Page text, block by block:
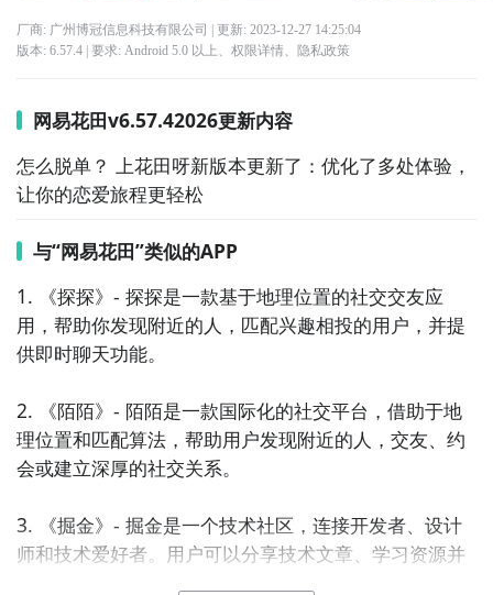
厂商: 广州博冠信息科技有限公司 | 更新: 2023-12-27 14:25:04
版本: 6.57.4| 要求: Android 5.0 以上、 权限详情、 隐私政策
网易花田v6.57.42026更新内容
怎么脱单？ 上花田呀新版本更新了：优化了多处体验，
让你的恋爱旅程更轻松
与“网易花田”类似的APP
1. 《探探》- 探探是一款基于地理位置的社交交友应
用，帮助你发现附近的人，匹配兴趣相投的用户，并提
供即时聊天功能。
2. 《陌陌》- 陌陌是一款国际化的社交平台，借助于地
理位置和匹配算法，帮助用户发现附近的人，交友、约
会或建立深厚的社交关系。
3. 《掘金》- 掘金是一个技术社区，连接开发者、设计
师和技术爱好者。用户可以分享技术文章、学习资源并